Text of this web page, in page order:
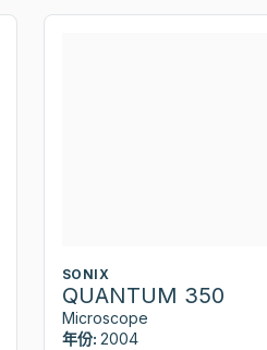
SONIX
QUANTUM 350
Microscope
年份: 2004